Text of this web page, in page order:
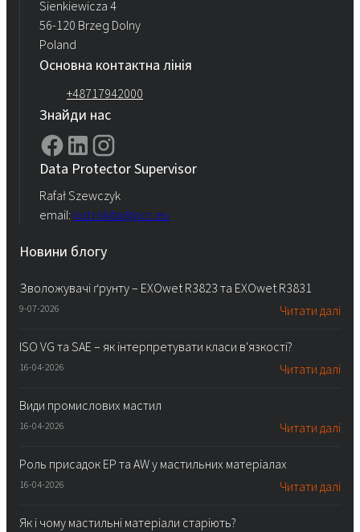
Sienkiewicza 4
56-120 Brzeg Dolny
Poland
Основна контактна лінія
+48717942000
Знайди нас
Data Protector Supervisor
Rafał Szewczyk
email: iod.rokita@pcc.eu
Новини блогу
Зволожувачі ґрунту – EXOwet R3823 та EXOwet R3831
9-07-2026 Читати далі
ISO VG та SAE – як інтерпретувати класи в'язкості?
16-04-2026 Читати далі
Види промислових мастил
16-04-2026 Читати далі
Роль присадок EP та AW у мастильних матеріалах
16-04-2026 Читати далі
Як і чому мастильні матеріали старіють?